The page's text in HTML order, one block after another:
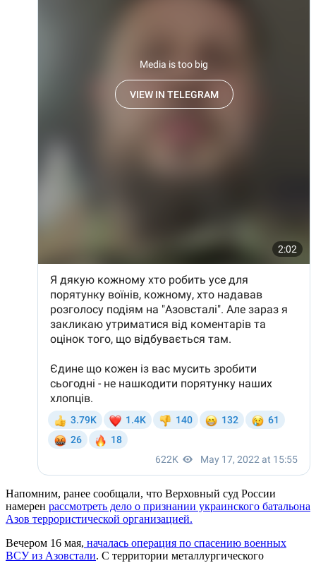
Напомним, ранее сообщали, что Верховный суд России
намерен рассмотреть дело о признании украинского батальона
Азов террористической организацией.
Вечером 16 мая, началась операция по спасению военных
ВСУ из Азовстали. С территории металлургического